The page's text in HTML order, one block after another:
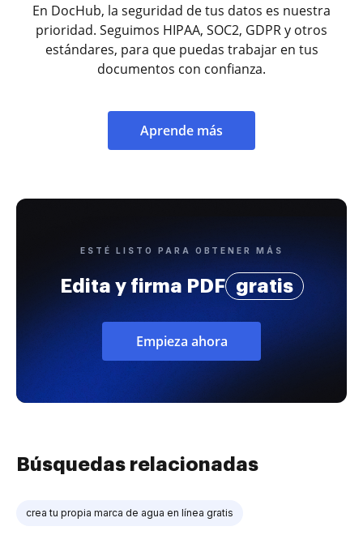
En DocHub, la seguridad de tus datos es nuestra
prioridad. Seguimos HIPAA, SOC2, GDPR y otros
estándares, para que puedas trabajar en tus
documentos con confianza.
Aprende más
ESTÉ LISTO PARA OBTENER MÁS
Edita y firma PDF gratis
Empieza ahora
Búsquedas relacionadas
crea tu propia marca de agua en línea gratis